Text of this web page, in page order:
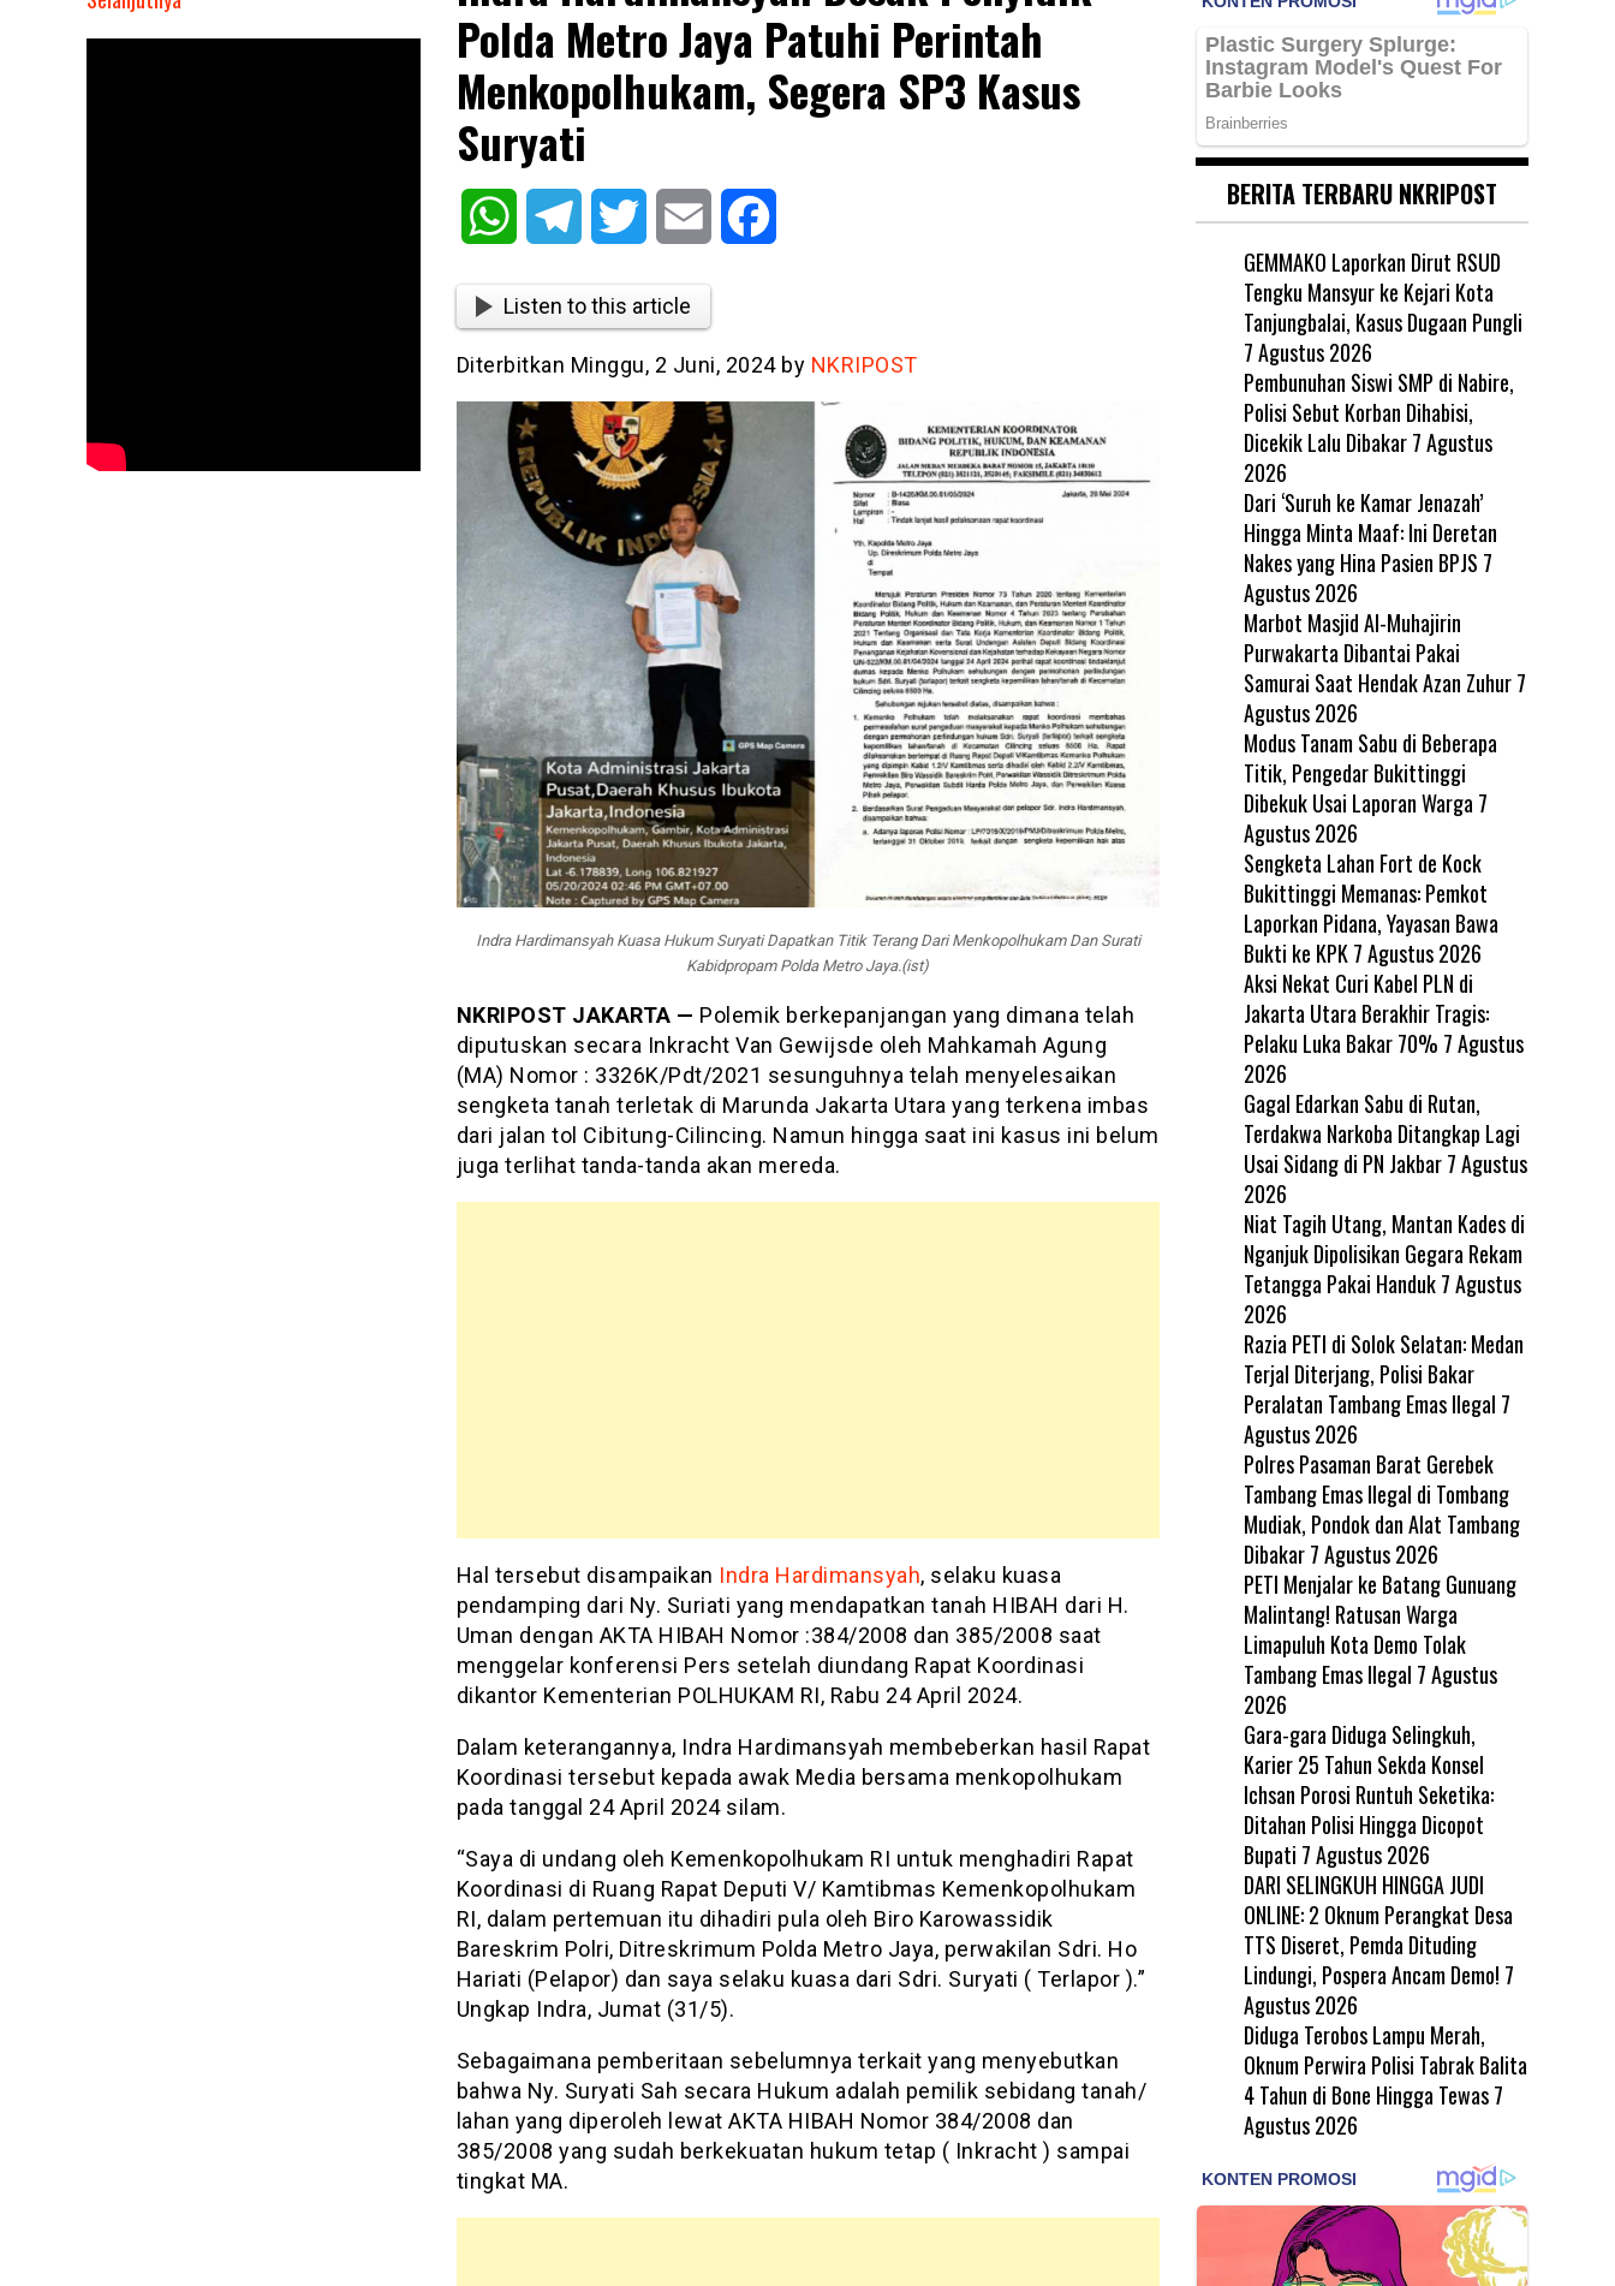
Polda Metro Jaya Patuhi Perintah
Menkopolhukam, Segera SP3 Kasus
Suryati
WhatsAppTelegram Twitter Email
Listen to this article
Diterbitkan Minggu, 2 Juni, 2024 by NKRIPOST
Indra Hardimansyah Kuasa Hukum Suryati Dapatkan Titik Terang Dari Menkopolhukam Dan Surati
Kabidpropam Polda Metro Jaya.(ist)
NKRIPOST JAKARTA — Polemik berkepanjangan yang dimana telah
diputuskan secara Inkracht Van Gewijsde oleh Mahkamah Agung
(MA) Nomor : 3326K/Pdt/2021 sesunguhnya telah menyelesaikan
sengketa tanah terletak di Marunda Jakarta Utara yang terkena imbas
dari jalan tol Cibitung-Cilincing. Namun hingga saat ini kasus ini belum
juga terlihat tanda-tanda akan mereda.
Hal tersebut disampaikan Indra Hardimansyah, selaku kuasa
pendamping dari Ny. Suriati yang mendapatkan tanah HIBAH dari H.
Uman dengan AKTA HIBAH Nomor :384/2008 dan 385/2008 saat
menggelar konferensi Pers setelah diundang Rapat Koordinasi
dikantor Kementerian POLHUKAM RI, Rabu 24 April 2024.
Dalam keterangannya, Indra Hardimansyah membeberkan hasil Rapat
Koordinasi tersebut kepada awak Media bersama menkopolhukam
pada tanggal 24 April 2024 silam.
“Saya di undang oleh Kemenkopolhukam RI untuk menghadiri Rapat
Koordinasi di Ruang Rapat Deputi V/ Kamtibmas Kemenkopolhukam
RI, dalam pertemuan itu dihadiri pula oleh Biro Karowassidik
Bareskrim Polri, Ditreskrimum Polda Metro Jaya, perwakilan Sdri. Ho
Hariati (Pelapor) dan saya selaku kuasa dari Sdri. Suryati ( Terlapor ).”
Ungkap Indra, Jumat (31/5).
Sebagaimana pemberitaan sebelumnya terkait yang menyebutkan
bahwa Ny. Suryati Sah secara Hukum adalah pemilik sebidang tanah/
lahan yang diperoleh lewat AKTA HIBAH Nomor 384/2008 dan
385/2008 yang sudah berkekuatan hukum tetap ( Inkracht ) sampai
tingkat MA.
BERITA TERBARU NKRIPOST
GEMMAKO Laporkan Dirut RSUD
Tengku Mansyur ke Kejari Kota
Tanjungbalai, Kasus Dugaan Pungli
7 Agustus 2026
Pembunuhan Siswi SMP di Nabire,
Polisi Sebut Korban Dihabisi,
Dicekik Lalu Dibakar 7 Agustus
2026
Dari ‘Suruh ke Kamar Jenazah’
Hingga Minta Maaf: Ini Deretan
Nakes yang Hina Pasien BPJS 7
Agustus 2026
Marbot Masjid Al-Muhajirin
Purwakarta Dibantai Pakai
Samurai Saat Hendak Azan Zuhur 7
Agustus 2026
Modus Tanam Sabu di Beberapa
Titik, Pengedar Bukittinggi
Dibekuk Usai Laporan Warga 7
Agustus 2026
Sengketa Lahan Fort de Kock
Bukittinggi Memanas: Pemkot
Laporkan Pidana, Yayasan Bawa
Bukti ke KPK 7 Agustus 2026
Aksi Nekat Curi Kabel PLN di
Jakarta Utara Berakhir Tragis:
Pelaku Luka Bakar 70% 7 Agustus
2026
Gagal Edarkan Sabu di Rutan,
Terdakwa Narkoba Ditangkap Lagi
Usai Sidang di PN Jakbar 7 Agustus
2026
Niat Tagih Utang, Mantan Kades di
Nganjuk Dipolisikan Gegara Rekam
Tetangga Pakai Handuk 7 Agustus
2026
Razia PETI di Solok Selatan: Medan
Terjal Diterjang, Polisi Bakar
Peralatan Tambang Emas Ilegal 7
Agustus 2026
Polres Pasaman Barat Gerebek
Tambang Emas Ilegal di Tombang
Mudiak, Pondok dan Alat Tambang
Dibakar 7 Agustus 2026
PETI Menjalar ke Batang Gunuang
Malintang! Ratusan Warga
Limapuluh Kota Demo Tolak
Tambang Emas Ilegal 7 Agustus
2026
Gara-gara Diduga Selingkuh,
Karier 25 Tahun Sekda Konsel
Ichsan Porosi Runtuh Seketika:
Ditahan Polisi Hingga Dicopot
Bupati 7 Agustus 2026
DARI SELINGKUH HINGGA JUDI
ONLINE: 2 Oknum Perangkat Desa
TTS Diseret, Pemda Dituding
Lindungi, Pospera Ancam Demo! 7
Agustus 2026
Diduga Terobos Lampu Merah,
Oknum Perwira Polisi Tabrak Balita
4 Tahun di Bone Hingga Tewas 7
Agustus 2026